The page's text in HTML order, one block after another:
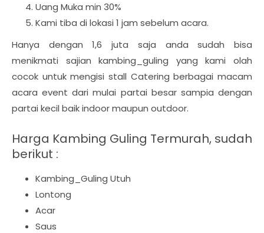
Uang Muka min 30%
Kami tiba di lokasi 1 jam sebelum acara.
Hanya dengan 1,6 juta saja anda sudah bisa
menikmati sajian kambing_guling yang kami olah
cocok untuk mengisi stall Catering berbagai macam
acara event dari mulai partai besar sampia dengan
partai kecil baik indoor maupun outdoor.
Harga Kambing Guling Termurah, sudah
berikut :
Kambing_Guling Utuh
Lontong
Acar
Saus